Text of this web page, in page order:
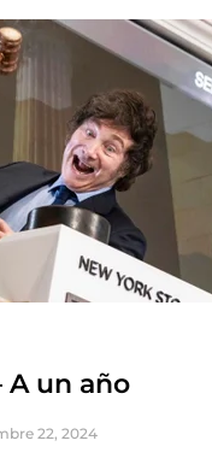
A un año
22, 2024